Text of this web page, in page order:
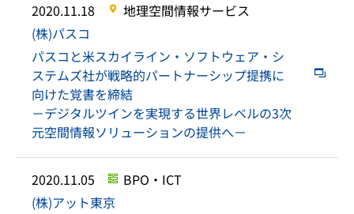
2020.11.18
地理空間情報サービス
(株)パスコ
パスコと米スカイライン・ソフトウェア・シ
ステムズ社が戦略的パートナーシップ提携に
向けた覚書を締結
－デジタルツインを実現する世界レベルの3次
元空間情報ソリューションの提供へ－
2020.11.05
BPO・ICT
(株)アット東京